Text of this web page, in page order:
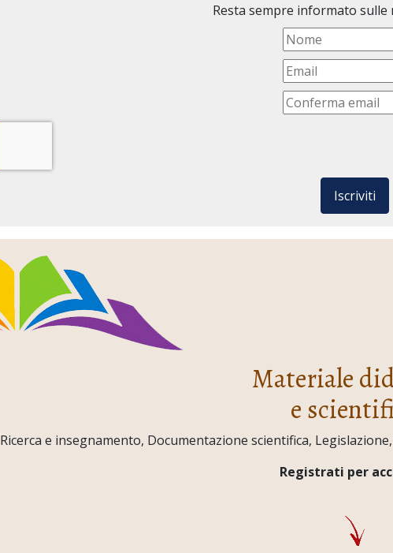
Resta sempre informato sulle
Iscriviti
Materiale
e
Ricerca e insegnamento, Documentazione scientifica,
Registrati per